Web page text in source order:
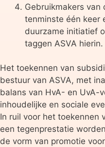
Gebruikmakers van
tenminste één keer
duurzame initiatief
taggen ASVA hierin.
Het toekennen van
bestuur van ASVA, met
balans van HvA- en UvA-
inhoudelijke en sociale
In ruil voor het toekennen
een tegenprestatie
de vorm van promotie